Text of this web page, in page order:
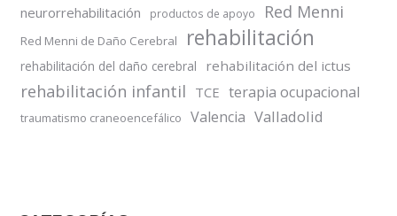
neurorrehabilitación productos de apoyo Red Menni
Red Menni de Daño Cerebral rehabilitación
rehabilitación del daño cerebral rehabilitación del ictus
rehabilitación infantil TCE terapia ocupacional
traumatismo craneoencefálico Valencia Valladolid